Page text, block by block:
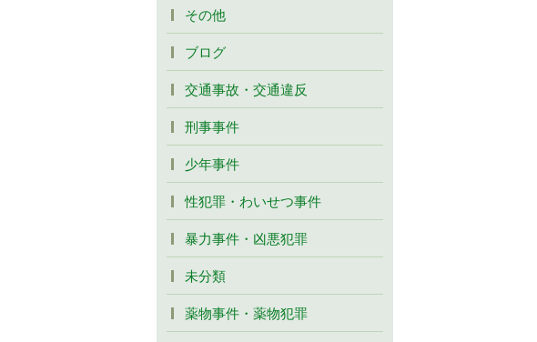
その他
ブログ
交通事故・交通違反
刑事事件
少年事件
性犯罪・わいせつ事件
暴力事件・凶悪犯罪
未分類
薬物事件・薬物犯罪